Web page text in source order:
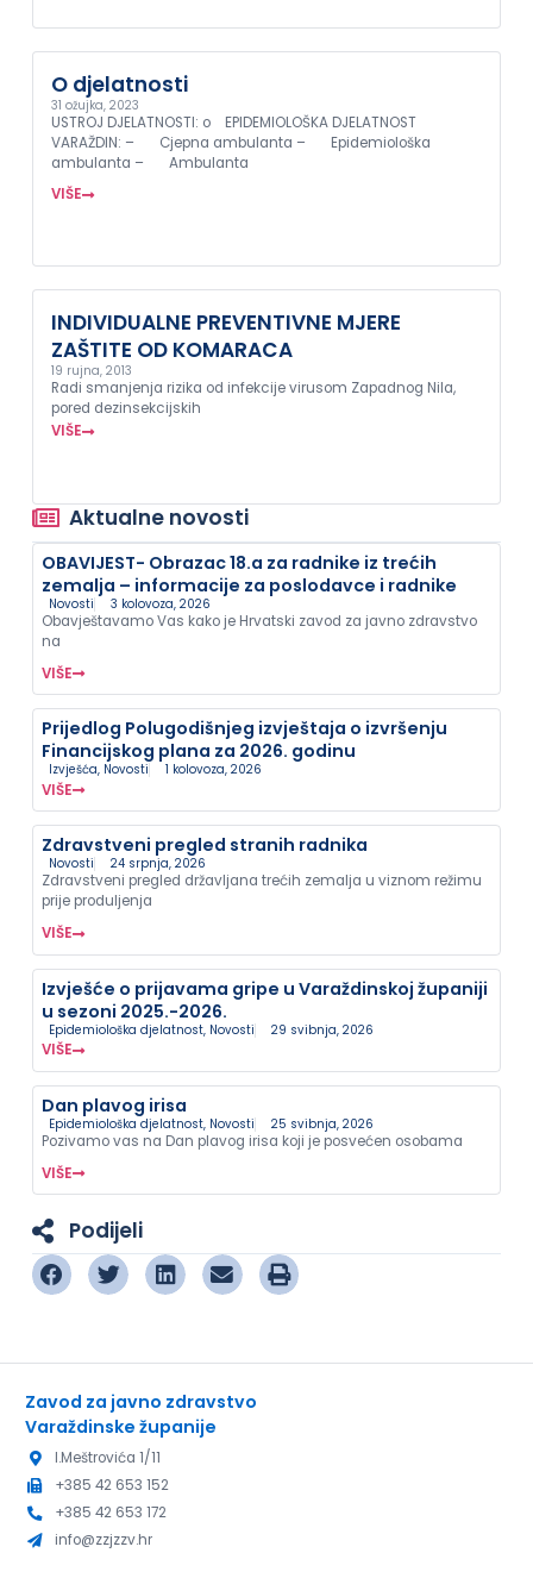
O djelatnosti
31 ožujka, 2023
USTROJ DJELATNOSTI: o EPIDEMIOLOŠKA DJELATNOST
VARAŽDIN: – Cjepna ambulanta – Epidemiološka
ambulanta – Ambulanta
VIŠE
INDIVIDUALNE PREVENTIVNE MJERE
ZAŠTITE OD KOMARACA
19 rujna, 2013
Radi smanjenja rizika od infekcije virusom Zapadnog Nila,
pored dezinsekcijskih
VIŠE
Aktualne novosti
OBAVIJEST- Obrazac 18.a za radnike iz trećih
zemalja – informacije za poslodavce i radnike
Novosti 3 kolovoza, 2026
Obavještavamo Vas kako je Hrvatski zavod za javno zdravstvo
na
VIŠE
Prijedlog Polugodišnjeg izvještaja o izvršenju
Financijskog plana za 2026. godinu
Izvješća, Novosti 1 kolovoza, 2026
VIŠE
Zdravstveni pregled stranih radnika
Novosti 24 srpnja, 2026
Zdravstveni pregled državljana trećih zemalja u viznom režimu
prije produljenja
VIŠE
Izvješće o prijavama gripe u Varaždinskoj županiji
u sezoni 2025.-2026.
Epidemiološka djelatnost, Novosti 29 svibnja, 2026
VIŠE
Dan plavog irisa
Epidemiološka djelatnost, Novosti 25 svibnja, 2026
Pozivamo vas na Dan plavog irisa koji je posvećen osobama
VIŠE
Podijeli
Zavod za javno zdravstvo
Varaždinske županije
I.Meštrovića 1/11
+385 42 653 152
+385 42 653 172
info@zzjzzv.hr